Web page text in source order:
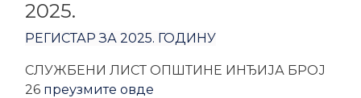
2025.
РЕГИСТАР ЗА 2025. ГОДИНУ
CЛУЖБЕНИ ЛИСТ ОПШТИНЕ ИНЂИЈА БРОЈ
26 преузмите овде